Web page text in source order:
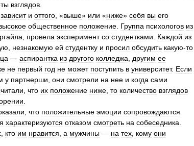
взглядов
зависит и оттого , «выше» или «ниже» себя вы его
общественное положение Группа психологов из
провела эксперимент со студентками Каждой из
незнакомую ей студентку и просил обсудить какую-то
— аспирантка из другого колледжа другим ее
не первый год не может поступить в университет. Если
у партнерши они смотрели на нее и когда сами
что их положение ниже то количество взглядов
что положительные эмоции сопровождаются
характеризуются отказом смотреть на собеседника
кто им нравится а мужчины — на тех кому они